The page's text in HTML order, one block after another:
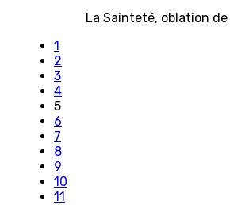
La Sainteté, oblation de
1
2
3
4
5
6
7
8
9
10
11